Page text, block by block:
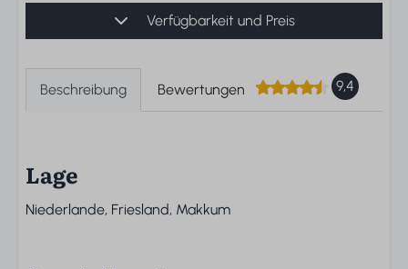
Verfügbarkeit und Preis
Beschreibung Bewertungen 9,4
Lage
Niederlande, Friesland, Makkum